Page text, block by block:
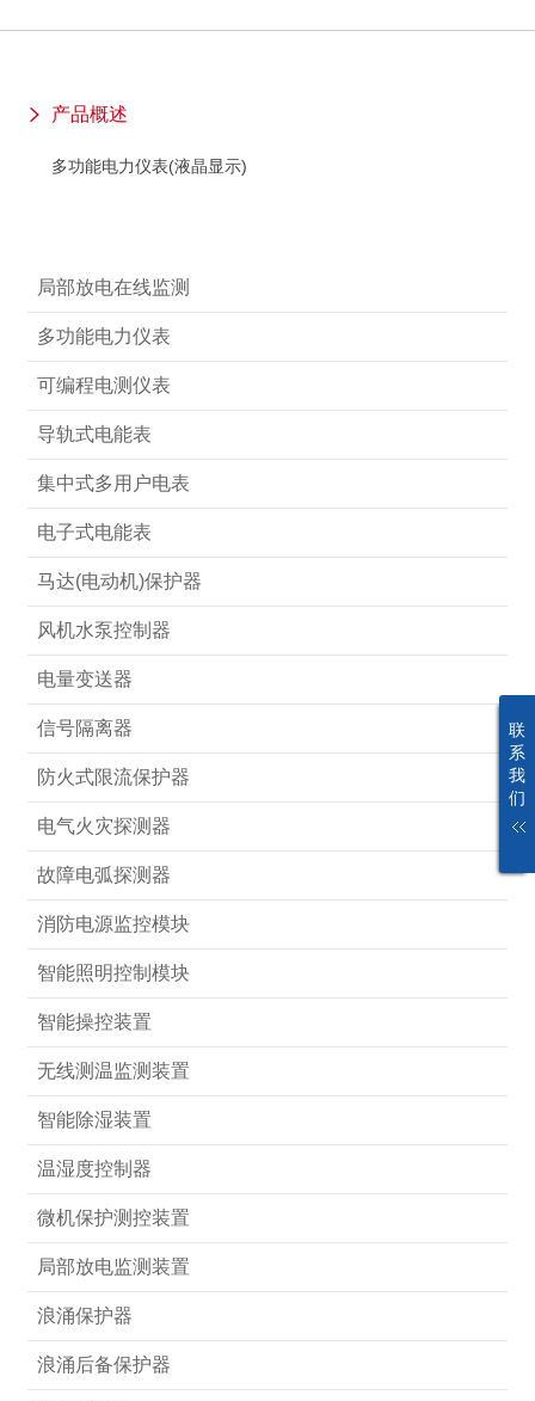
产品概述
多功能电力仪表(液晶显示)
局部放电在线监测
多功能电力仪表
可编程电测仪表
导轨式电能表
集中式多用户电表
电子式电能表
马达(电动机)保护器
风机水泵控制器
电量变送器
信号隔离器
防火式限流保护器
电气火灾探测器
故障电弧探测器
消防电源监控模块
智能照明控制模块
智能操控装置
无线测温监测装置
智能除湿装置
温湿度控制器
微机保护测控装置
局部放电监测装置
浪涌保护器
浪涌后备保护器
联
系
我
们